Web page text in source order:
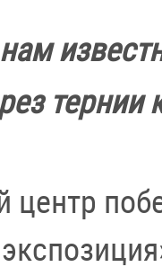
тернии
центр